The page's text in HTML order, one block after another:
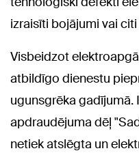
izraisīti bojājumi vai
Visbeidzot
atbildīgo dienestu
ugunsgrēka gadījumā.
apdraudējuma dēļ
netiek atslēgta un